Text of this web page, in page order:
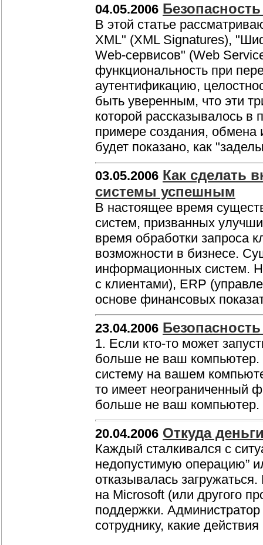
04.05.2006
В этой статье
XML" (XML Signatures),
Web-сервисов" (Web
функциональность при
аутентификацию,
быть уверенным, что эти
которой рассказывалось
примере создания, обмена
будет показано, как
03.05.2006 Как сделать
системы успешным
В настоящее время
систем, призванных
время обработки запроса
возможности в бизнесе.
информационных систем.
с клиентами), ERP
основе финансовых
23.04.2006
1. Если кто-то может
больше не ваш компьютер.
систему на вашем
то имеет неограниченный
больше не ваш компьютер.
20.04.2006 Откуда
Каждый сталкивался с
недопустимую операцию”
отказывалась
на Microsoft (или другого
поддержки.
сотруднику, какие